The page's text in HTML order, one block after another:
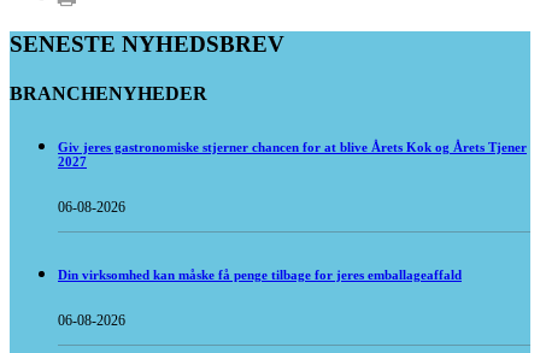
SENESTE NYHEDSBREV
BRANCHENYHEDER
Giv jeres gastronomiske stjerner chancen for at blive Årets Kok og Årets Tjener
2027
06-08-2026
Din virksomhed kan måske få penge tilbage for jeres emballageaffald
06-08-2026